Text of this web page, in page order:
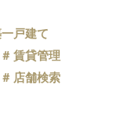
戸建て
賃貸管理
店舗検索